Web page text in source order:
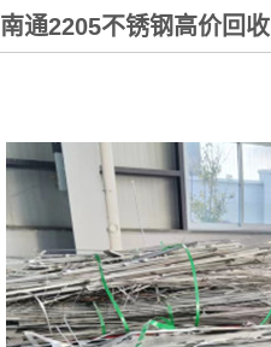
南通2205不锈钢高价回收